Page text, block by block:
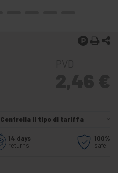
Controlla il tipo di tariffa
14 days
returns
100%
safe